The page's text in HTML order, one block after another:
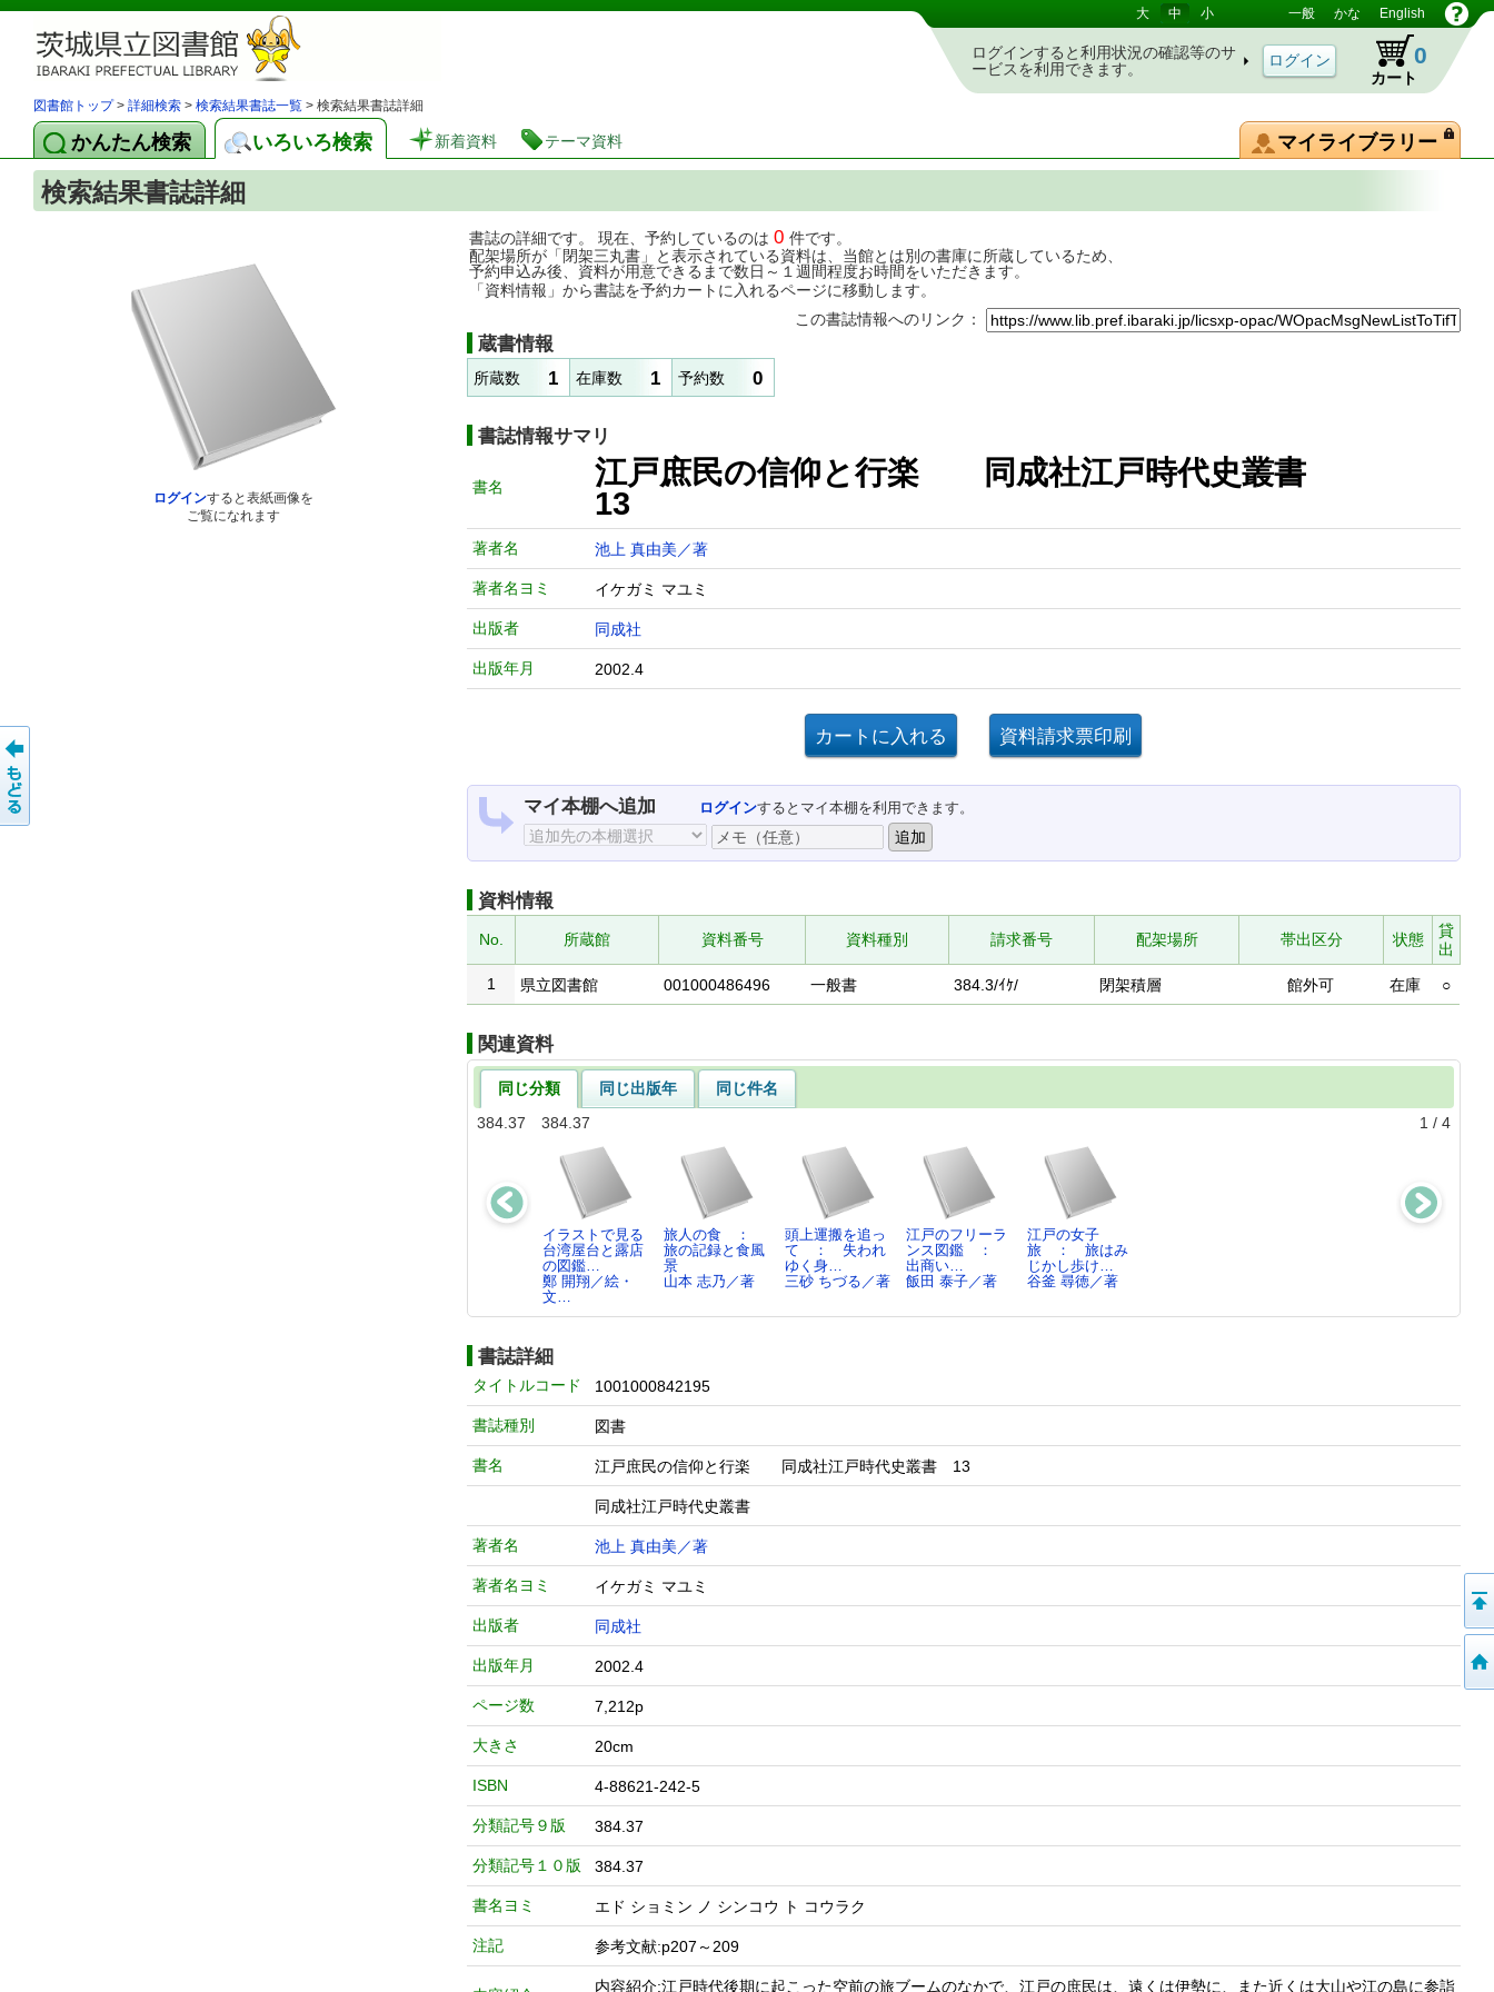
茨城県立図書館 蔵書検索・予約システム 大 中 小 一般 かな English
ログインすると利用状況の確認等のサ
ービスを利用できます。
カート
0
図書館トップ> 詳細検索 > 検索結果書誌一覧 > 検索結果書誌詳細
かんたん検索 いろいろ検索 新着資料 テーマ資料 マイライブラリー
検索結果書誌詳細
ログインすると表紙画像を
ご覧になれます
書誌の詳細です。 現在、予約しているのは 0 件です。
配架場所が「閉架三丸書」と表示されている資料は、当館とは別の書庫に所蔵しているため、
予約申込み後、資料が用意できるまで数日～１週間程度お時間をいただきます。
「資料情報」から書誌を予約カートに入れるページに移動します。
この書誌情報へのリンク：
蔵書情報
所蔵数 1 在庫数 1 予約数 0
書誌情報サマリ
書名
江戸庶民の信仰と行楽 同成社江戸時代史叢書
13
著者名 池上 真由美／著
著者名ヨミ イケガミ マユミ
出版者 同成社
出版年月 2002.4
マイ本棚へ追加 ログインするとマイ本棚を利用できます。
資料情報
No. 所蔵館 資料番号 資料種別 請求番号 配架場所 帯出区分 状態
貸
出
1
県立図書館 001000486496 一般書 384.3/ｲｹ/ 閉架積層 館外可 在庫 ○
関連資料
同じ分類 同じ出版年
同じ件名
384.37 384.37
1 / 4
イラストで見る
台湾屋台と露店
の図鑑…
鄭 開翔／絵・
文…
旅人の食 ：
旅の記録と食風
景
山本 志乃／著
頭上運搬を追っ
て ： 失われ
ゆく身…
三砂 ちづる／著
江戸のフリーラ
ンス図鑑 ：
出商い…
飯田 泰子／著
江戸の女子
旅 ： 旅はみ
じかし歩け…
谷釜 尋徳／著
書誌詳細
タイトルコード 1001000842195
書誌種別 図書
書名 江戸庶民の信仰と行楽 同成社江戸時代史叢書 13
同成社江戸時代史叢書
著者名 池上 真由美／著
著者名ヨミ イケガミ マユミ
出版者 同成社
出版年月 2002.4
ページ数 7,212p
大きさ 20cm
ISBN 4-88621-242-5
分類記号９版 384.37
分類記号１０版 384.37
書名ヨミ エド ショミン ノ シンコウ ト コウラク
注記 参考文献:p207～209
内容紹介:江戸時代後期に起こった空前の旅ブームのなかで、江戸の庶民は、遠くは伊勢に、また近くは大山や江の島に参詣